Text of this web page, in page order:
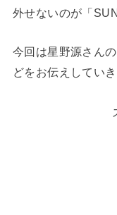
外せないのが「
今回は星野源さん
どをお伝えしてい